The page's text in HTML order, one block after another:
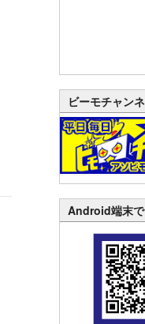
ビーモチャン
Android端末